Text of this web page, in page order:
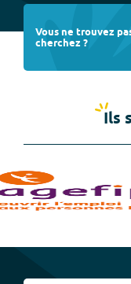
Vous ne trouvez
cherchez ?
Ils